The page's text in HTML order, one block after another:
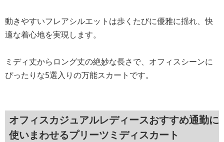
動きやすいフレアシルエットは歩くたびに優雅に揺れ、快
適な着心地を実現します。
ミディ丈からロング丈の絶妙な長さで、オフィスシーンに
ぴったりな5選入りの万能スカートです。
オフィスカジュアルレディースおすすめ通勤に
使いまわせるプリーツミディスカート